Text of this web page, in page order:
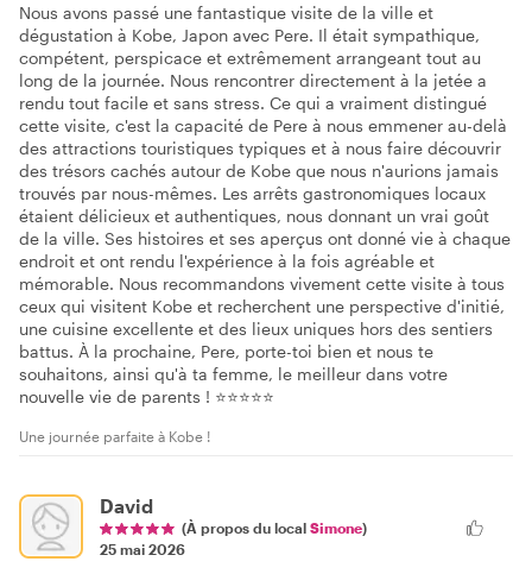
Nous avons passé une fantastique visite de la ville et
dégustation à Kobe, Japon avec Pere. Il était sympathique,
compétent, perspicace et extrêmement arrangeant tout au
long de la journée. Nous rencontrer directement à la jetée a
rendu tout facile et sans stress. Ce qui a vraiment distingué
cette visite, c'est la capacité de Pere à nous emmener au-delà
des attractions touristiques typiques et à nous faire découvrir
des trésors cachés autour de Kobe que nous n'aurions jamais
trouvés par nous-mêmes. Les arrêts gastronomiques locaux
étaient délicieux et authentiques, nous donnant un vrai goût
de la ville. Ses histoires et ses aperçus ont donné vie à chaque
endroit et ont rendu l'expérience à la fois agréable et
mémorable. Nous recommandons vivement cette visite à tous
ceux qui visitent Kobe et recherchent une perspective d'initié,
une cuisine excellente et des lieux uniques hors des sentiers
battus. À la prochaine, Pere, porte-toi bien et nous te
souhaitons, ainsi qu'à ta femme, le meilleur dans votre
nouvelle vie de parents ! ⭐⭐⭐⭐⭐
Une journée parfaite à Kobe !
David
(À propos du local Simone)
25 mai 2026